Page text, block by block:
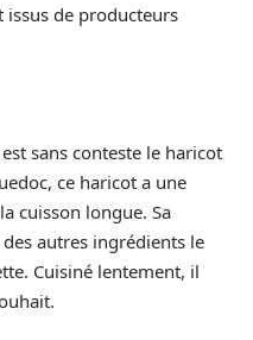
issus de producteurs
sans conteste le haricot
ce haricot a une
cuisson longue. Sa
autres ingrédients le
Cuisiné lentement, il